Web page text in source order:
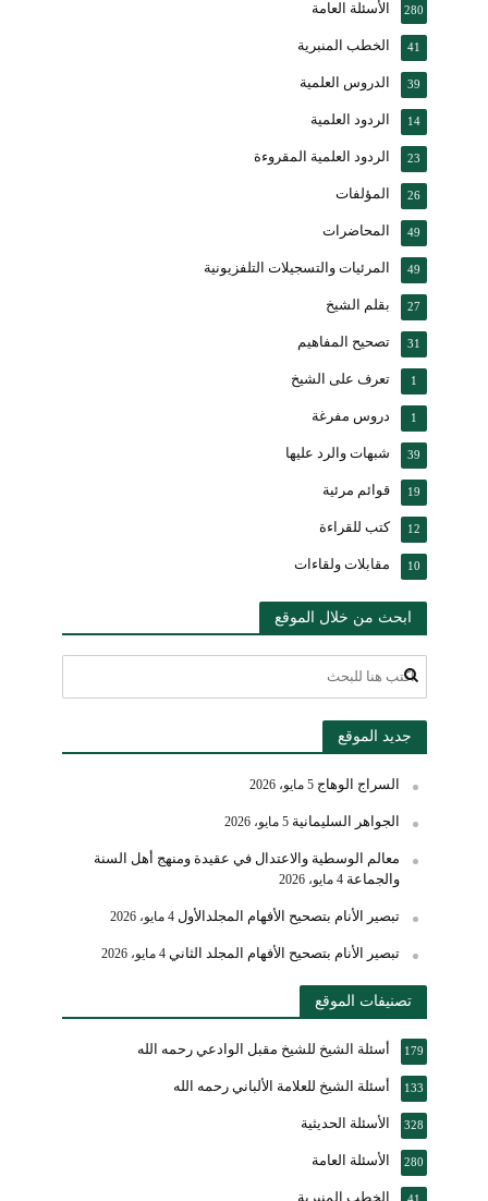
الأسئلة العامة 280
الخطب المنبرية 41
الدروس العلمية 39
الردود العلمية 14
الردود العلمية المقروءة 23
المؤلفات 26
المحاضرات 49
المرئيات والتسجيلات التلفزيونية 49
بقلم الشيخ 27
تصحيح المفاهيم 31
تعرف على الشيخ 1
دروس مفرغة 1
شبهات والرد عليها 39
قوائم مرئية 19
كتب للقراءة 12
مقابلات ولقاءات 10
ابحث من خلال الموقع
جديد الموقع
السراج الوهاج 5 مايو، 2026
الجواهر السليمانية 5 مايو، 2026
معالم الوسطية والاعتدال في عقيدة ومنهج أهل السنة
والجماعة 4 مايو، 2026
تبصير الأنام بتصحيح الأفهام المجلدالأول 4 مايو، 2026
تبصير الأنام بتصحيح الأفهام المجلد الثاني 4 مايو، 2026
تصنيفات الموقع
أسئلة الشيخ للشيخ مقبل الوادعي رحمه الله 179
أسئلة الشيخ للعلامة الألباني رحمه الله 133
الأسئلة الحديثية 328
الأسئلة العامة 280
الخطب المنبرية